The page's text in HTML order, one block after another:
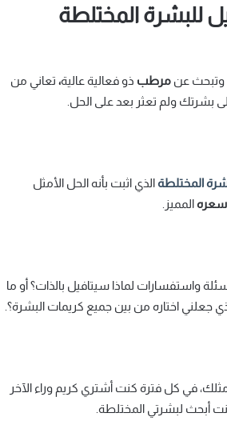
للبشرة المختلطة
وتبحث عن مرطب ذو فعالية عالية، تعاني من
بشرتك ولم تعثر بعد على الحل.
المختلطةالذي اثبت بأنه الحل الأمثل
المميز.
واستفسارات لماذا سيتافيل بالذات؟ أو ما
جعلني اختاره من بين جميع كريمات البشرة؟.
مثلك، في كل فترة كنت أشتري كريم وراء الآخر
أبحث لبشرتي المختلطة.